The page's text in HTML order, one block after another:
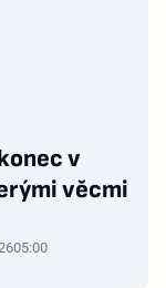
v
věcmi
05:00